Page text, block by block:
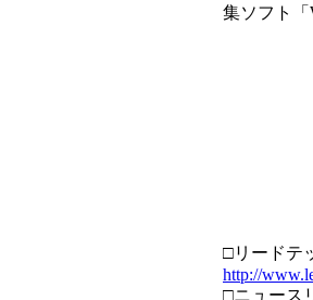
集ソフト「
□リードテ
http://
□ニュース